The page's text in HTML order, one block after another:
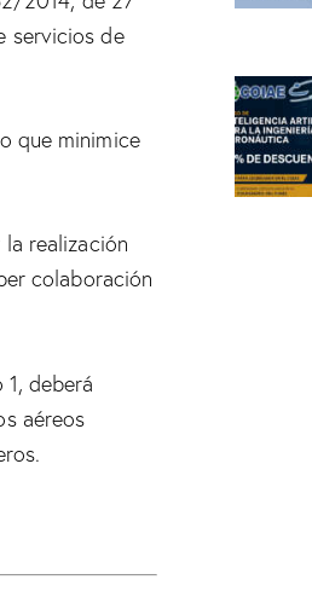
servicios de
que minimice
realización
colaboración
deberá
aéreos